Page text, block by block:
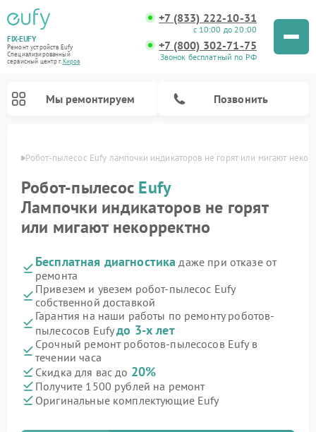
FIX-EUFY
Ремонт устройств Eufy
Специализированный
cервисный центр г.Киров
+7 (833) 222-10-31
с 10:00 до 20:00
+7 (800) 302-71-75
Звонок бесплатный по РФ
Мы ремонтируем Позвонить
Робот-пылесос Eufy лампочки индикаторов не горят или мигают
Робот-пылесос Eufy
Лампочки индикаторов не горят
или мигают некорректно
Бесплатная диагностика даже при отказе от
ремонта
Привезем и увезем робот-пылесос Eufy
собственной доставкой
Гарантия на наши работы по ремонту роботов-
пылесосов Eufyдо 3-х лет
Срочный ремонт роботов-пылесосов Eufy в
течении часа
Скидка для вас до 20%
Получите 1500 рублей на ремонт
Оригинальные комплектующие Eufy